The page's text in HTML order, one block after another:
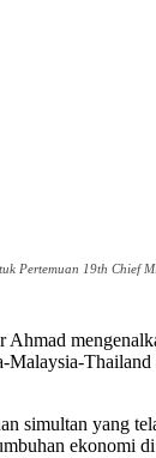
Pertemuan 19th
simultan yang
ekonomi